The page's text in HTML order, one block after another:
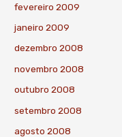
fevereiro 2009
janeiro 2009
dezembro 2008
novembro 2008
outubro 2008
setembro 2008
agosto 2008